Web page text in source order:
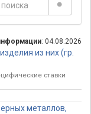
: 04.08.2026
из них (гр.
ставки
металлов,